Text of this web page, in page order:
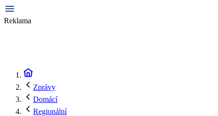
Reklama
Zprávy
Domácí
Regionální